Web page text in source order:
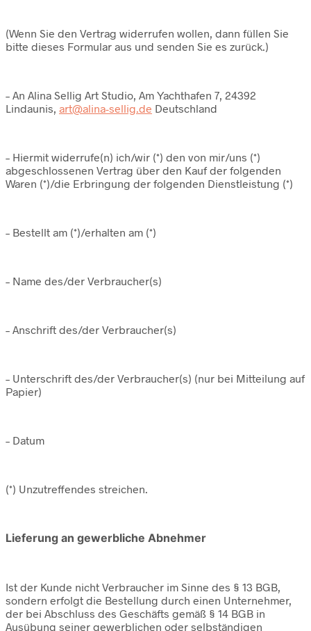
(Wenn Sie den Vertrag widerrufen wollen, dann füllen Sie
bitte dieses Formular aus und senden Sie es zurück.)
– An Alina Sellig Art Studio, Am Yachthafen 7, 24392
Lindaunis, art@alina-sellig.de Deutschland
– Hiermit widerrufe(n) ich/wir (*) den von mir/uns (*)
abgeschlossenen Vertrag über den Kauf der folgenden
Waren (*)/die Erbringung der folgenden Dienstleistung (*)
– Bestellt am (*)/erhalten am (*)
– Name des/der Verbraucher(s)
– Anschrift des/der Verbraucher(s)
– Unterschrift des/der Verbraucher(s) (nur bei Mitteilung auf
Papier)
– Datum
(*) Unzutreffendes streichen.
Lieferung an gewerbliche Abnehmer
Ist der Kunde nicht Verbraucher im Sinne des § 13 BGB,
sondern erfolgt die Bestellung durch einen Unternehmer,
der bei Abschluss des Geschäfts gemäß § 14 BGB in
Ausübung seiner gewerblichen oder selbständigen